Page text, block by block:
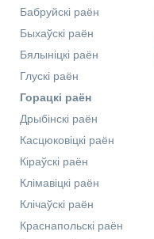
Бабруйскі раён
Быхаўскі раён
Бялыніцкі раён
Глускі раён
Горацкі раён
Дрыбінскі раён
Касцюковіцкі раён
Кіраўскі раён
Клімавіцкі раён
Клічаўскі раён
Краснапольскі раён